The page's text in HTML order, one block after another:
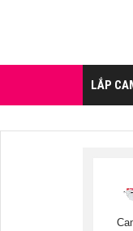
LẮP